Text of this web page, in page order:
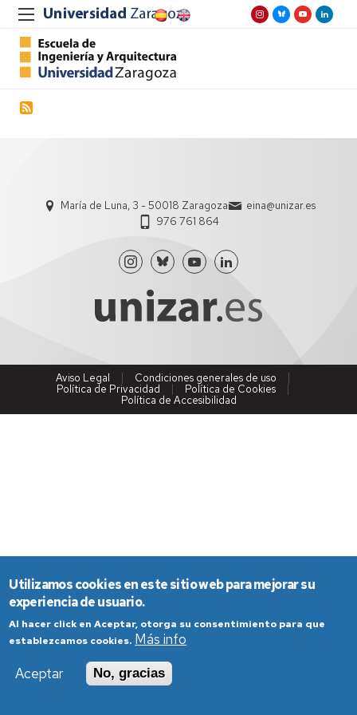
María de Luna, 3 - 50018 Zaragoza
eina@unizar.es
976 761 864
Aviso Legal
Condiciones generales de uso
Política de Privacidad
Política de Cookies
Política de Accesibilidad
Utilizamos cookies en este sitio web para mejorar su
experiencia de usuario.
Al hacer click en Aceptar, otorga su consentimiento para que
establezcamos cookies. Más info
Aceptar
No, gracias